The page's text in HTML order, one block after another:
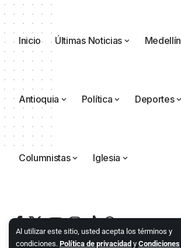
Al utilizar este sitio, usted acepta los términos y
condiciones. Política de privacidad y Condiciones
Inicio Últimas Noticias Medellín
Antioquia Política Deportes
Columnistas Iglesia